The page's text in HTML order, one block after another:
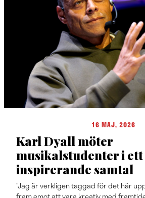
16 MAJ, 2026
Karl Dyall möter
musikalstudenter i ett
inspirerande samtal
”Jag är verkligen taggad för det här